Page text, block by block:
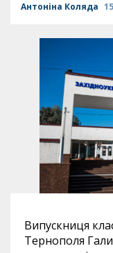
Антоніна Коляда
Випускниця
Тернополя